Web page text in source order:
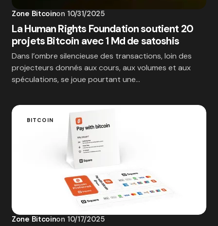
Zone Bitcoinon 10/31/2025
La Human Rights Foundation soutient 20
projets Bitcoin avec 1 Md de satoshis
Dans l’ombre silencieuse des transactions, loin des
projecteurs donnés aux cours, aux volumes et aux
spéculations, se joue pourtant une…
BITCOIN
Zone Bitcoinon 10/17/2025